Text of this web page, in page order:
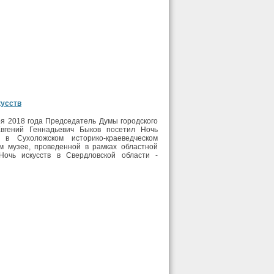
2018 года Председатель Думы городского
Геннадьевич Быков посетил Ночь
в Сухоложском историко-краеведческом
музее, проведенной в рамках областной
искусств в Свердловской области -